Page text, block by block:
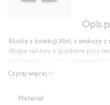
high
Opis
Czytaj więcej
Bluzka z kolekcji Xlnt, z wiskozy
długie rękawy z guzikiem przy
plecach, zapewniającymi piękny
Dekolt w szpic
Materiał